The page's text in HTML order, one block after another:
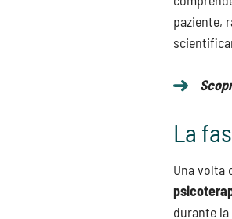
paziente,
La
Una volta
durante